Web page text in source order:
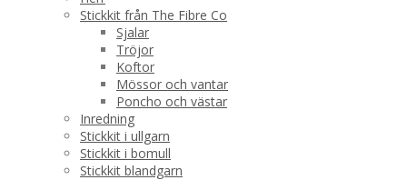
Stickkit från The Fibre Co
Sjalar
Tröjor
Koftor
Mössor och vantar
Poncho och västar
Inredning
Stickkit i ullgarn
Stickkit i bomull
Stickkit blandgarn